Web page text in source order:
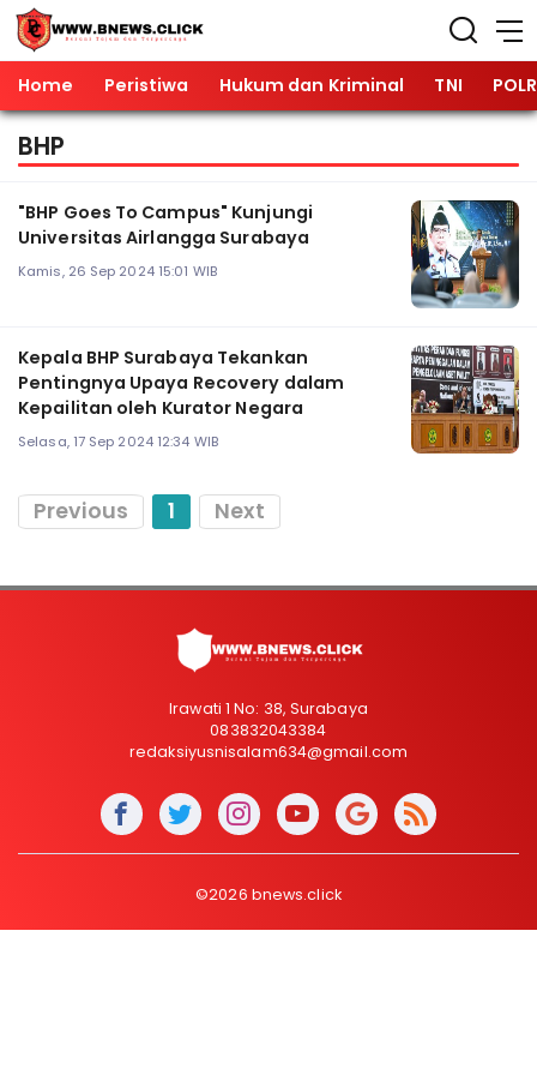
Home Peristiwa Hukum dan Kriminal TNI
BHP
"BHP Goes To Campus" Kunjungi
Universitas Airlangga Surabaya
Kamis, 26 Sep 2024 15:01 WIB
Kepala BHP Surabaya Tekankan
Pentingnya Upaya Recovery dalam
Kepailitan oleh Kurator Negara
Selasa, 17 Sep 2024 12:34 WIB
Previous 1 Next
Irawati 1 No: 38, Surabaya
083832043384
redaksiyusnisalam634@gmail.com
©2026 bnews.click